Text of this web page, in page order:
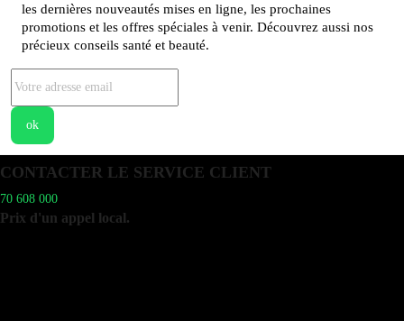
les dernières nouveautés mises en ligne, les prochaines
promotions et les offres spéciales à venir. Découvrez aussi nos
précieux conseils santé et beauté.
CONTACTER LE SERVICE CLIENT
70 608 000
Prix d'un appel local.